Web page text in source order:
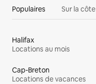
Populaires Sur la côte
Halifax
Locations au mois
Cap-Breton
Locations de vacances